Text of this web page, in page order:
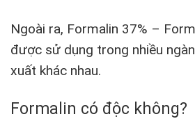
Ngoài ra, Formalin 37% –
được sử dụng trong nhiều
xuất khác nhau.
Formalin có độc không?